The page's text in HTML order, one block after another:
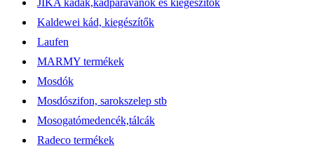
JIKA kádak,kádparavánok és kiegészítők
Kaldewei kád, kiegészítők
Laufen
MARMY termékek
Mosdók
Mosdószifon, sarokszelep stb
Mosogatómedencék,tálcák
Radeco termékek